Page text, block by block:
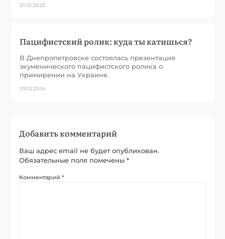
01.10.2025
Пацифистский ролик: куда ты катишься?
В Днепропетровске состоялась презентация
экуменического пацифистского ролика о
примирении на Украине.
09.12.2014
Добавить комментарий
Ваш адрес email не будет опубликован.
Обязательные поля помечены*
Комментарий*